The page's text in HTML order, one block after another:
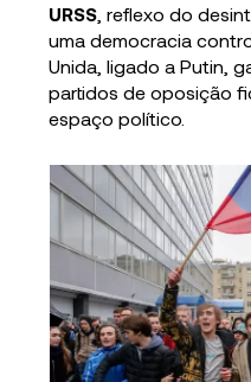
URSS , reflexo do
uma democracia
Unida, ligado a Putin,
partidos de oposição
espaço político.